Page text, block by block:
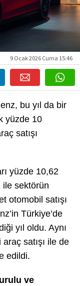
9 Ocak 2026 Cuma 15:46
bu yıl da bir
yüzde 10
satışı
yüzde 10,62
ile sektörün
otomobil satışı
Türkiye’de
yıl oldu. Aynı
satışı ile de
edildi.
ve